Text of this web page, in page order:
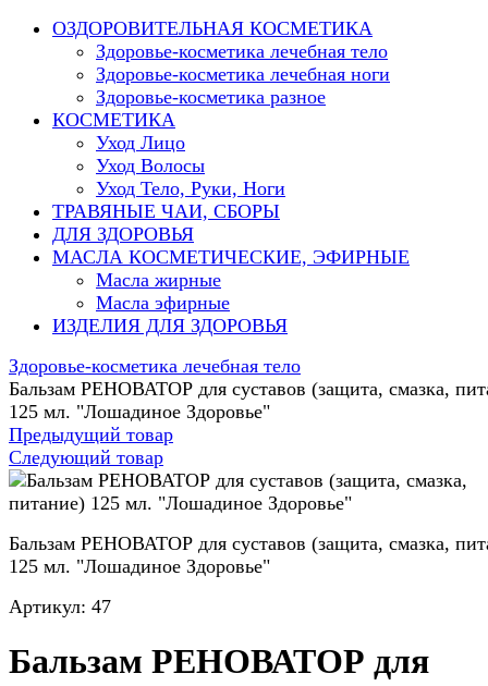
ОЗДОРОВИТЕЛЬНАЯ КОСМЕТИКА
Здоровье-косметика лечебная тело
Здоровье-косметика лечебная ноги
Здоровье-косметика разное
КОСМЕТИКА
Уход Лицо
Уход Волосы
Уход Тело, Руки, Ноги
ТРАВЯНЫЕ ЧАИ, СБОРЫ
ДЛЯ ЗДОРОВЬЯ
МАСЛА КОСМЕТИЧЕСКИЕ, ЭФИРНЫЕ
Масла жирные
Масла эфирные
ИЗДЕЛИЯ ДЛЯ ЗДОРОВЬЯ
Здоровье-косметика лечебная тело
Бальзам РЕНОВАТОР для суставов (защита, смазка,
125 мл. "Лошадиное Здоровье"
Предыдущий товар
Следующий товар
Бальзам РЕНОВАТОР для суставов (защита, смазка,
125 мл. "Лошадиное Здоровье"
Артикул: 47
Бальзам РЕНОВАТОР для